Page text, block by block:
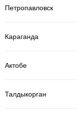
Петропавловск
Караганда
Актобе
Талдыкорган